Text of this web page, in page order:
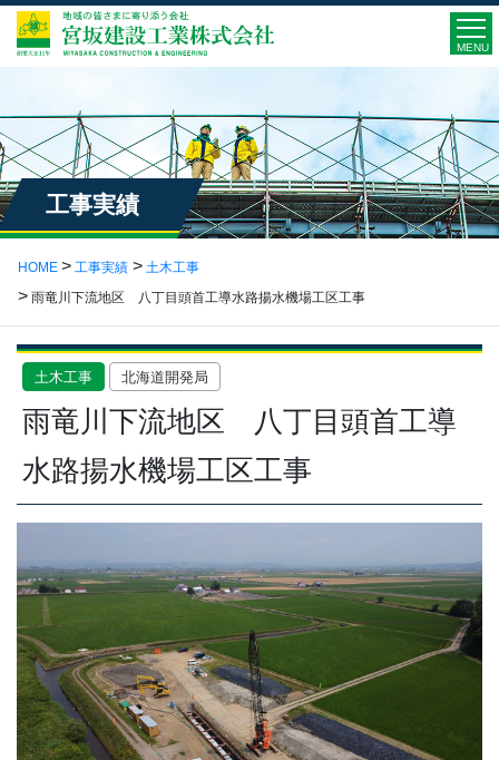
MENU
工事実績
HOME 工事実績
土木工事
雨竜川下流地区 八丁目頭首工導水路揚水機場工区工事
土木工事 北海道開発局
雨竜川下流地区 八丁目頭首工導
水路揚水機場工区工事